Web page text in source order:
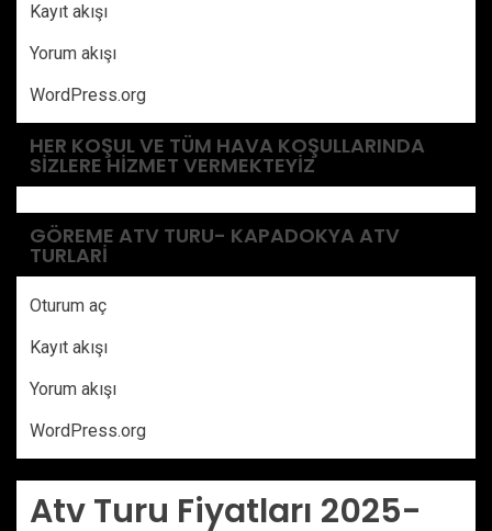
Kayıt akışı
Yorum akışı
WordPress.org
HER KOŞUL VE TÜM HAVA KOŞULLARINDA
SIZLERE HIZMET VERMEKTEYIZ
GÖREME ATV TURU- KAPADOKYA ATV
TURLARI
Oturum aç
Kayıt akışı
Yorum akışı
WordPress.org
Atv Turu Fiyatları 2025-